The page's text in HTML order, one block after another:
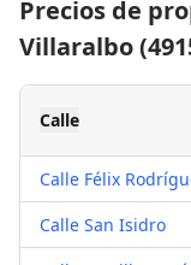
Precios de
Villaralbo
Calle
Calle Félix
Calle San Isidro